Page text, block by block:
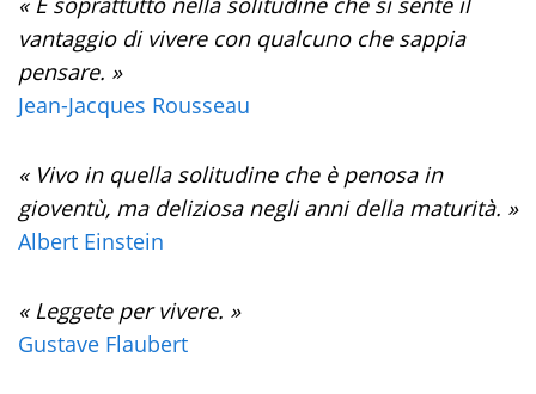
vantaggio di vivere con qualcuno che sappia
pensare. »
Jean-Jacques Rousseau
« Vivo in quella solitudine che è penosa in
gioventù, ma deliziosa negli anni della maturità. »
Albert Einstein
« Leggete per vivere. »
Gustave Flaubert